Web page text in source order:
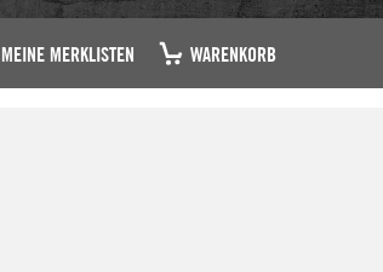
MEINE MERKLISTEN WARENKORB